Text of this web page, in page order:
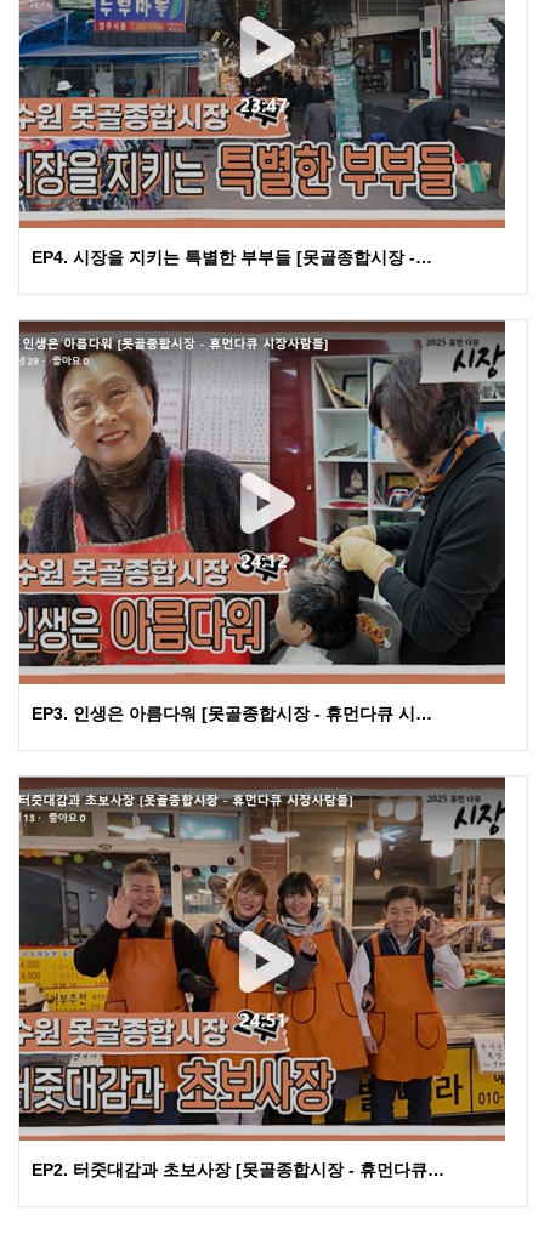
EP4. 시장을 지키는 특별한 부부들 [못골종합시장 -…
EP3. 인생은 아름다워 [못골종합시장 - 휴먼다큐 시…
EP2. 터줏대감과 초보사장 [못골종합시장 - 휴먼다큐…